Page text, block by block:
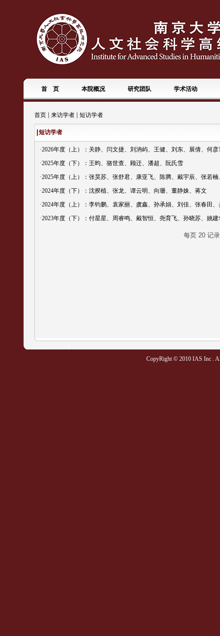
首 页 本院概况 研究团队 学术活动
首页 来访学者 短访学者
短访学者
·2026年度（上）：关静、闫文捷、刘汭屿、王健、刘东、展倩、何
·2025年度（下）：王昀、骆世查、顾迁、潘超、阮氏雪
·2025年度（上）：张昊苏、张舒君、康亚飞、陈腾、戴宇辰、张若
·2024年度（下）：沈揆植、张龙、谭云明、向珊、董静姝、蒋文
·2024年度（上）：李钧鹏、袁家丽、虞鑫、孙承娟、刘佳、张春田
·2023年度（下）：付星星、周睿鸣、戴智恒、尧育飞、孙晓苏、姚
每页 20 记
CopyRight © 2010 IAS Inc .